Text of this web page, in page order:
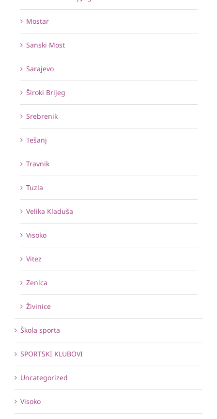
Mostar
Sanski Most
Sarajevo
Široki Brijeg
Srebrenik
Tešanj
Travnik
Tuzla
Velika Kladuša
Visoko
Vitez
Zenica
Živinice
Škola sporta
SPORTSKI KLUBOVI
Uncategorized
Visoko